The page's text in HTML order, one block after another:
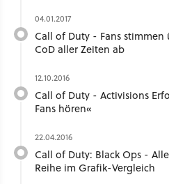
04.01.2017
Call of Duty - Fans stimmen
CoD aller Zeiten ab
12.10.2016
Call of Duty - Activisions
Fans hören«
22.04.2016
Call of Duty: Black Ops -
Reihe im Grafik-Vergleich